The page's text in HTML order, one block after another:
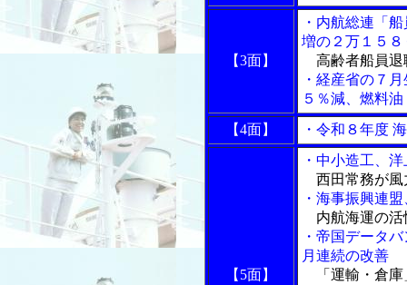
【3面】
・内航総連「
増の２万１５８
高齢者船員
・経産省の７
５％減、燃料
【4面】
・令和８年度
【5面】
・中小造工、
西田常務が風
・海事振興連
内航海運の活
・帝国データ
月連続の改善
「運輸・倉庫